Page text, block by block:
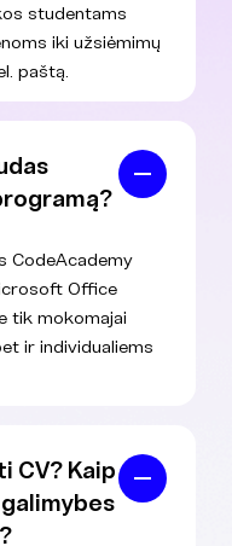
studentams
iki užsiėmimų
paštą.
CodeAcademy
Office
tik mokomajai
ir individualiems
CV? Kaip